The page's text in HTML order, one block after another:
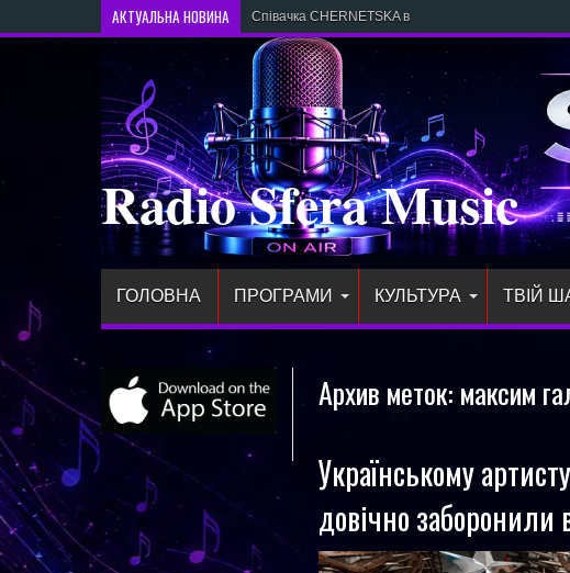
АКТУАЛЬНА НОВИНА Співачка CHERNETSKA випустила новий си
Radio Sfera Music
ГОЛОВНА ПРОГРАМИ КУЛЬТУРА ТВІЙ
Архив меток: максим
Українському
довічно заборонили